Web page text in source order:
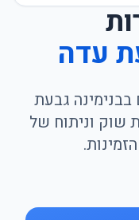
עדה
בבנימינה גבעת
שוק וניתוח של